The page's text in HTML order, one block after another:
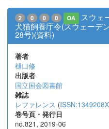
2 0 0 0 OA
スウェ
犬猫飼養庁令(スウェーデ
28号)(資料)
著者
樋口修
出版者
国立国会図書館
雑誌
レファレンス (ISSN:1349208X
巻号頁・発行日
no.821, 2019-06